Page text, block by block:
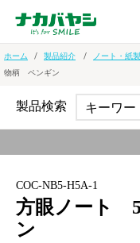
ホーム 製品紹介 ノート・紙
物柄 ペンギン
COC-NB5-H5A-1
方眼ノート
ン
製品検索